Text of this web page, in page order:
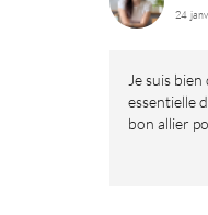
24
Je suis bien
essentielle
bon allier